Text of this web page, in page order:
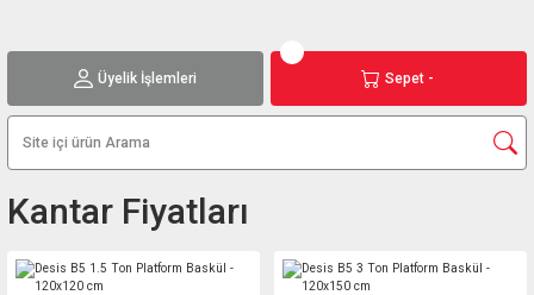
Üyelik İşlemleri Sepet -
Kantar Fiyatları